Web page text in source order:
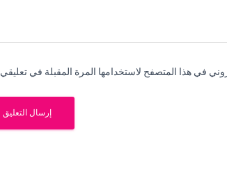
في هذا المتصفح لاستخدامها المرة المقبلة في تعليقي.